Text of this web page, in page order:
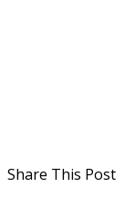
Share This Post